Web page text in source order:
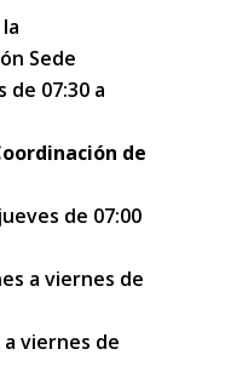
Sede
de 07:30 a
de
de 07:00
a viernes de
a viernes de